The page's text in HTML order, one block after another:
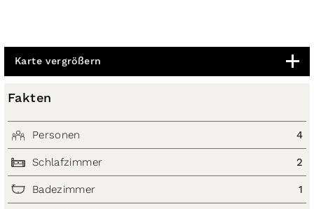
Karte vergrößern
Fakten
Personen 4
Schlafzimmer 2
Badezimmer 1